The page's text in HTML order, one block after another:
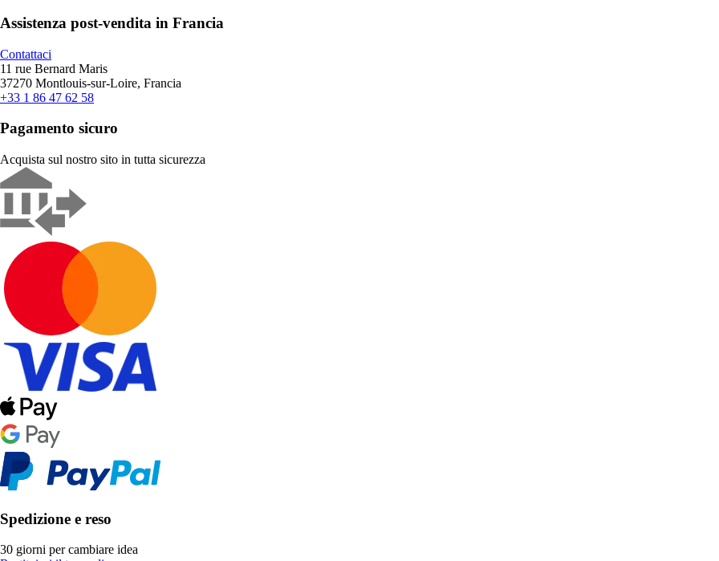
Assistenza post-vendita in Francia
Contattaci
11 rue Bernard Maris
37270 Montlouis-sur-Loire, Francia
+33 1 86 47 62 58
Pagamento sicuro
Acquista sul nostro sito in tutta sicurezza
Spedizione e reso
30 giorni per cambiare idea